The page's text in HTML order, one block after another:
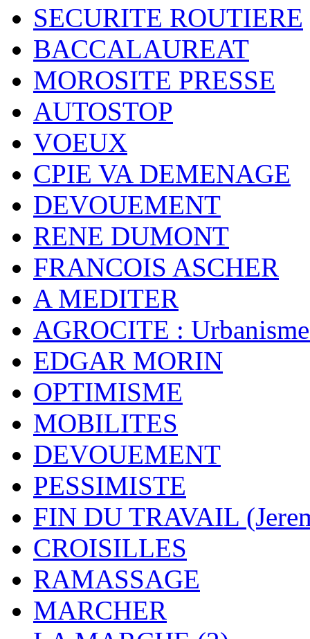
SECURITE ROUTIERE
BACCALAUREAT
MOROSITE PRESSE
AUTOSTOP
VOEUX
CPIE VA DEMENAGE
DEVOUEMENT
RENE DUMONT
FRANCOIS ASCHER
A MEDITER
AGROCITE :
EDGAR MORIN
OPTIMISME
MOBILITES
DEVOUEMENT
PESSIMISTE
FIN DU TRAVAIL
CROISILLES
RAMASSAGE
MARCHER